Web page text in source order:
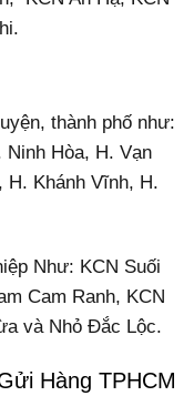
thành phố như:
Ninh Hòa, H. Vạn
H. Khánh Vĩnh, H.
Như: KCN Suối
Cam Ranh, KCN
và Nhỏ Đắc Lộc.
Hàng TPHCM